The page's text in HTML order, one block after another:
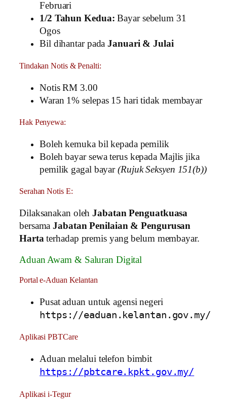
Februari
1/2 Tahun Kedua: Bayar sebelum 31
Ogos
Bil dihantar padaJanuari & Julai
Tindakan Notis & Penalti:
Notis RM 3.00
Waran 1% selepas 15 hari tidak membayar
Hak Penyewa:
Boleh kemuka bil kepada pemilik
Boleh bayar sewa terus kepada Majlis jika
pemilik gagal bayar (Rujuk Seksyen 151(b))
Serahan Notis E:
Dilaksanakan olehJabatan Penguatkuasa
bersamaJabatan Penilaian & Pengurusan
Hartaterhadap premis yang belum membayar.
Aduan Awam & Saluran Digital
Portal e-Aduan Kelantan
Pusat aduan untuk agensi negeri
https://eaduan.kelantan.gov.my/
Aplikasi PBTCare
Aduan melalui telefon bimbit
https://pbtcare.kpkt.gov.my/
Aplikasi i-Tegur